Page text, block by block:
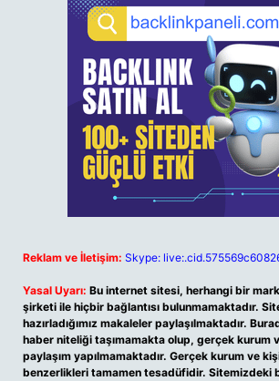
Reklam ve İletişim: Skype:
Yasal Uyarı: Bu internet sitesi, herhangi bir
şirketi ile hiçbir bağlantısı bulunmamaktadır.
hazırladığımız makaleler paylaşılmaktadır.
haber niteliği taşımamakta olup, gerçek kurum
paylaşım yapılmamaktadır. Gerçek kurum ve
benzerlikleri tamamen tesadüfidir. Sitemizdeki